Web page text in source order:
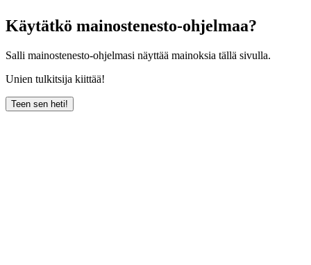
Käytätkö mainostenesto-ohjelmaa?
Salli mainostenesto-ohjelmasi näyttää mainoksia tällä sivulla.
Unien tulkitsija kiittää!
Teen sen heti!